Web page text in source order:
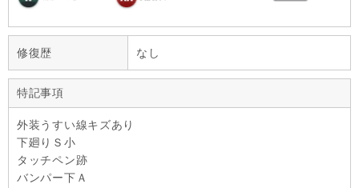
修復歴 なし
特記事項
外装うすい線キズあり
下廻りＳ小
タッチペン跡
バンパー下Ａ